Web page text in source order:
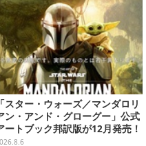
「スター・ウォーズ／マンダロリ
ン・アンド・グローグー」公式
ートブック邦訳版が12月発売！
画のコンセプトアートやスケッ